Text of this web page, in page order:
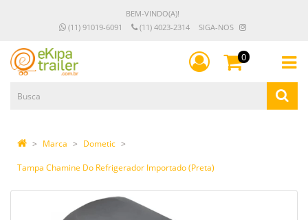
BEM-VINDO(A)!
(11) 91019-6091
(11) 4023-2314 SIGA-NOS
0
Marca Dometic
Tampa Chamine Do Refrigerador Importado (Preta)